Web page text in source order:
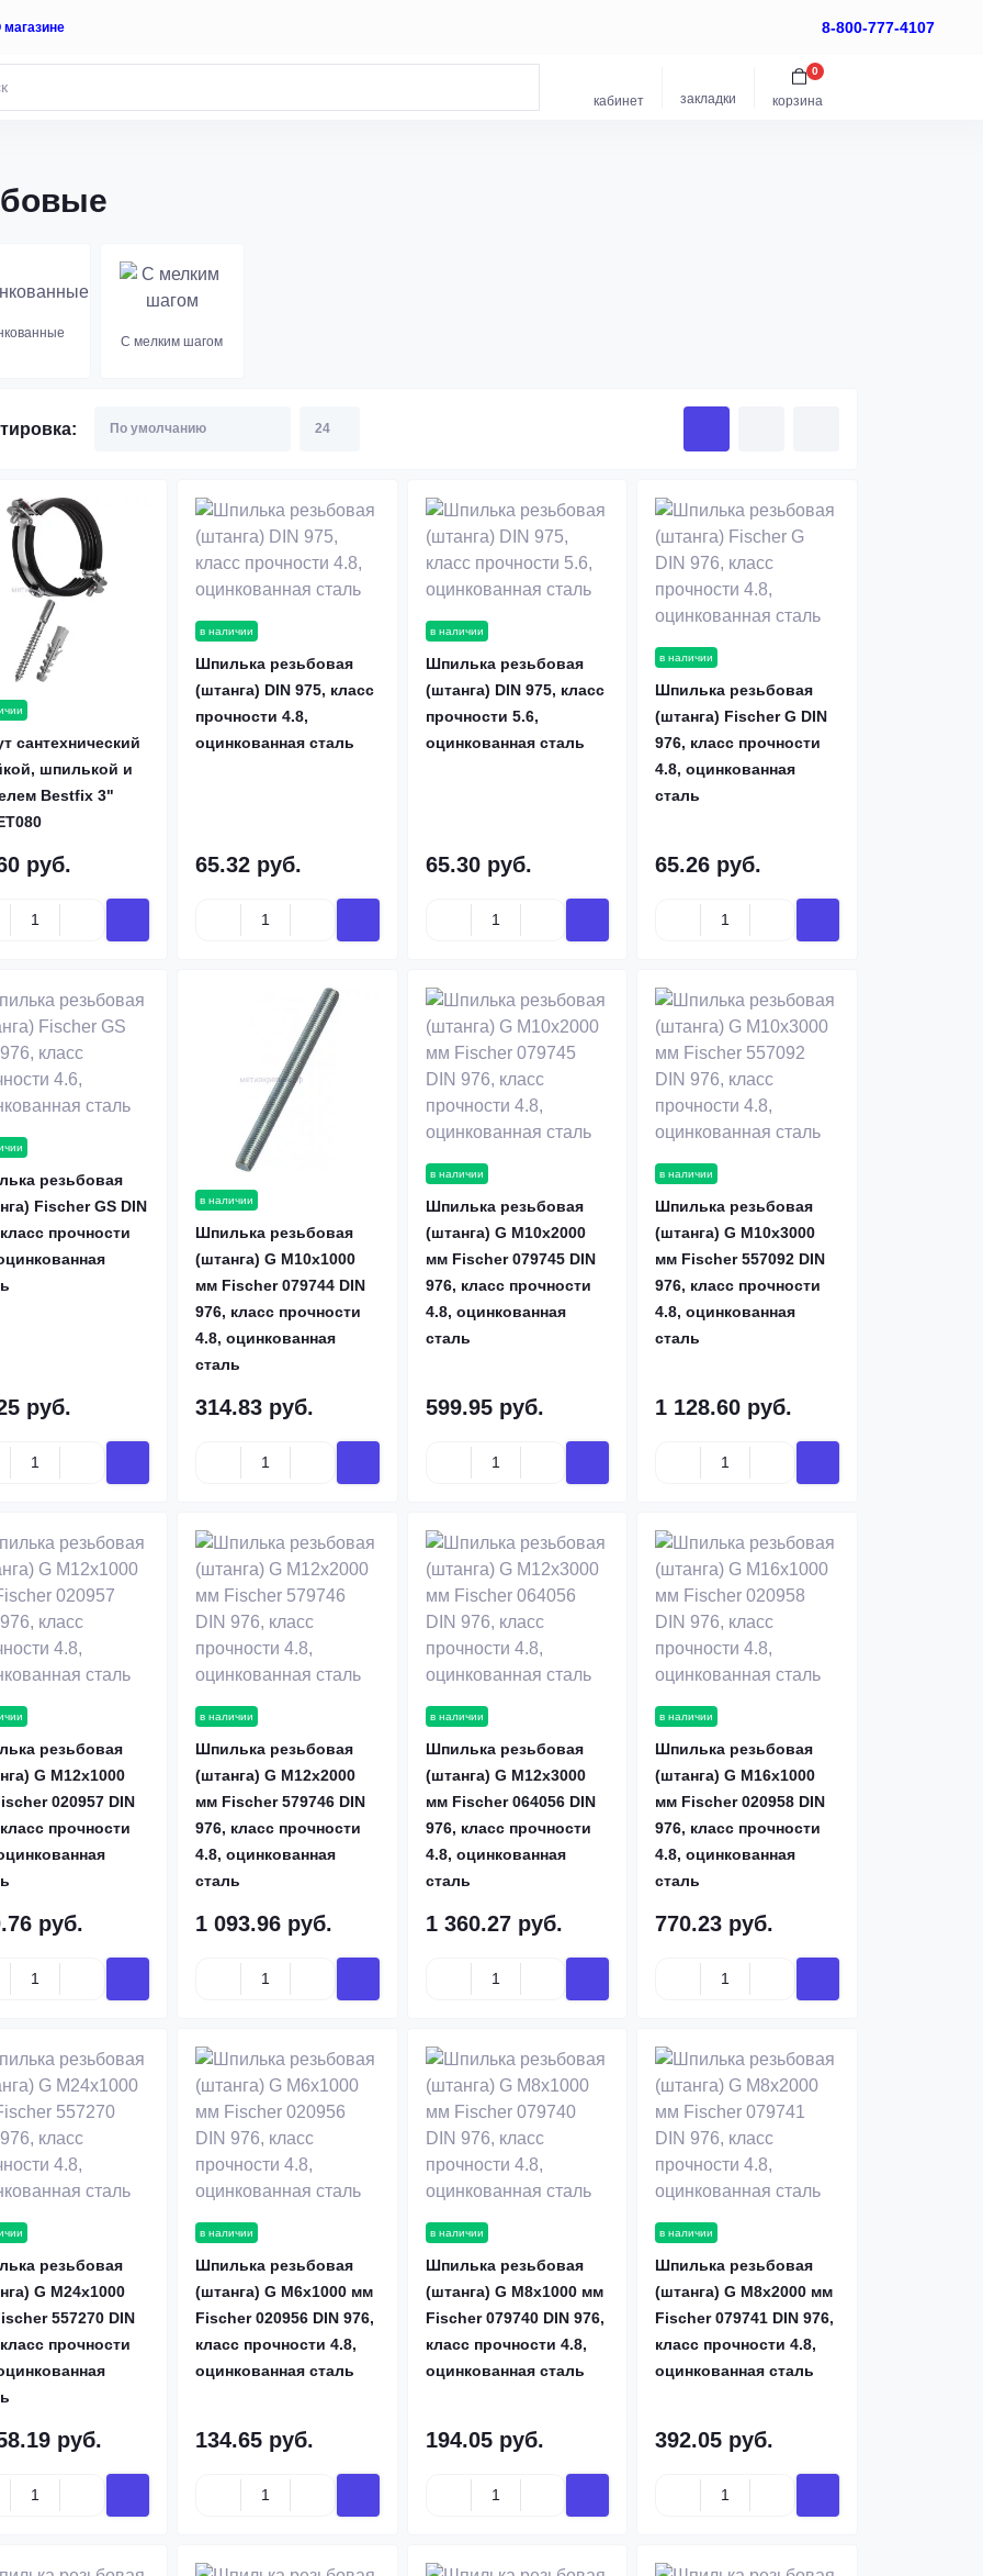
магазине 8-800-777-4107
кабинет закладки корзина
0
С мелким шагом
сантехнический
шпилькой и
Bestfix 3"
руб.
в наличии
Шпилька резьбовая
(штанга) DIN 975, класс
прочности 4.8,
оцинкованная сталь
65.32 руб.
в наличии
Шпилька резьбовая
(штанга) DIN 975, класс
прочности 5.6,
оцинкованная сталь
65.30 руб.
в наличии
Шпилька резьбовая
(штанга) Fischer G DIN
976, класс прочности
4.8, оцинкованная
сталь
65.26 руб.
резьбовая
Fischer GS DIN
прочности
руб.
в наличии
Шпилька резьбовая
(штанга) G M10х1000
мм Fischer 079744 DIN
976, класс прочности
4.8, оцинкованная
сталь
314.83 руб.
в наличии
Шпилька резьбовая
(штанга) G M10х2000
мм Fischer 079745 DIN
976, класс прочности
4.8, оцинкованная
сталь
599.95 руб.
в наличии
Шпилька резьбовая
(штанга) G M10х3000
мм Fischer 557092 DIN
976, класс прочности
4.8, оцинкованная
сталь
1 128.60 руб.
резьбовая
G M12х1000
020957 DIN
прочности
руб.
в наличии
Шпилька резьбовая
(штанга) G M12х2000
мм Fischer 579746 DIN
976, класс прочности
4.8, оцинкованная
сталь
1 093.96 руб.
в наличии
Шпилька резьбовая
(штанга) G M12х3000
мм Fischer 064056 DIN
976, класс прочности
4.8, оцинкованная
сталь
1 360.27 руб.
в наличии
Шпилька резьбовая
(штанга) G M16х1000
мм Fischer 020958 DIN
976, класс прочности
4.8, оцинкованная
сталь
770.23 руб.
резьбовая
G M24х1000
557270 DIN
прочности
руб.
в наличии
Шпилька резьбовая
(штанга) G M6х1000 мм
Fischer 020956 DIN 976,
класс прочности 4.8,
оцинкованная сталь
134.65 руб.
в наличии
Шпилька резьбовая
(штанга) G M8х1000 мм
Fischer 079740 DIN 976,
класс прочности 4.8,
оцинкованная сталь
194.05 руб.
в наличии
Шпилька резьбовая
(штанга) G M8х2000 мм
Fischer 079741 DIN 976,
класс прочности 4.8,
оцинкованная сталь
392.05 руб.